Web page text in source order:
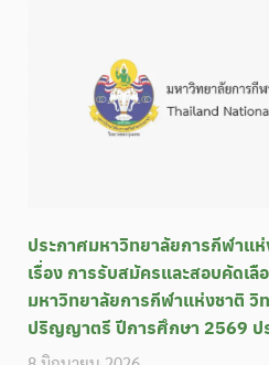
ประกาศมหาวิทยาลัยการกีฬาแ
เรื่อง การรับสมัครและสอบคัดเลื
มหาวิทยาลัยการกีฬาแห่งชาติ วิ
ปริญญาตรี ปีการศึกษา 2569 ป